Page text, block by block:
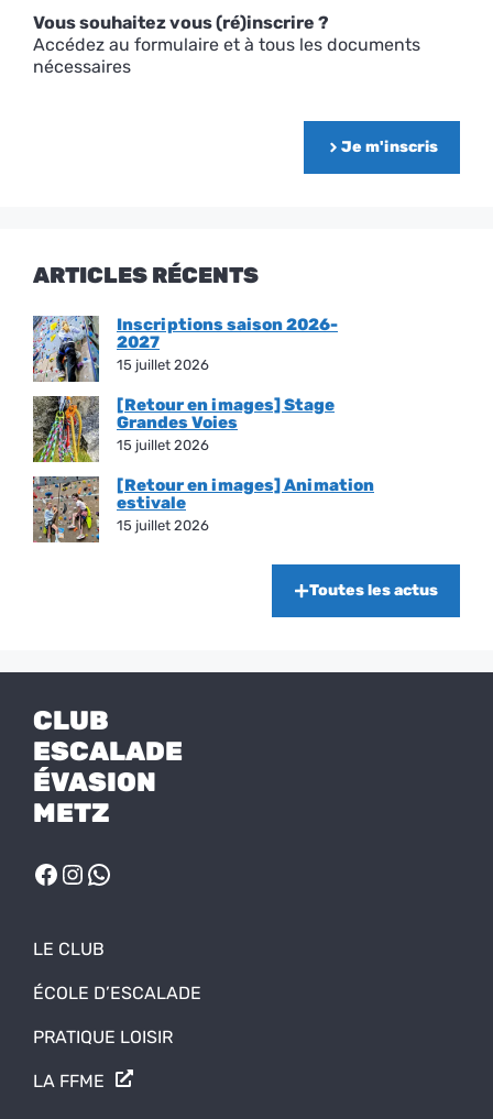
Vous souhaitez vous (ré)inscrire ?
Accédez au formulaire et à tous les documents
nécessaires
Je m'inscris
ARTICLES RÉCENTS
Inscriptions saison 2026-
2027
15 juillet 2026
[Retour en images] Stage
Grandes Voies
15 juillet 2026
[Retour en images] Animation
estivale
15 juillet 2026
Toutes les actus
CLUB
ESCALADE
ÉVASION
METZ
LE CLUB
ÉCOLE D’ESCALADE
PRATIQUE LOISIR
LA FFME